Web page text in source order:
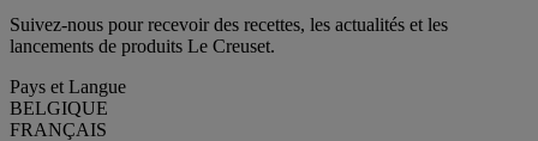
Suivez-nous pour recevoir des recettes, les actualités et les
lancements de produits Le Creuset.
Pays et Langue
BELGIQUE
FRANÇAIS